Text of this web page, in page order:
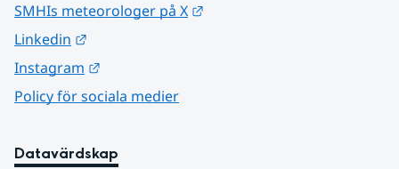
SMHIs meteorologer på X
Linkedin
Instagram
Policy för sociala medier
Datavärdskap